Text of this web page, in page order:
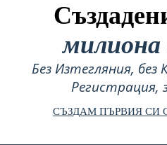
милиона
Без Изтегляния,
СЪЗДАМ ПЪРВИЯ СИ